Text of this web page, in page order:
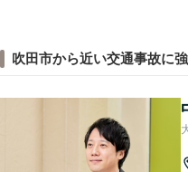
吹田市から近い交通事故に